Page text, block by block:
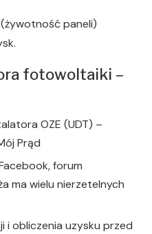
paneli)
fotowoltaiki –
OZE (UDT) –
Prąd
forum
ma wielu nierzetelnych
i obliczenia uzysku przed